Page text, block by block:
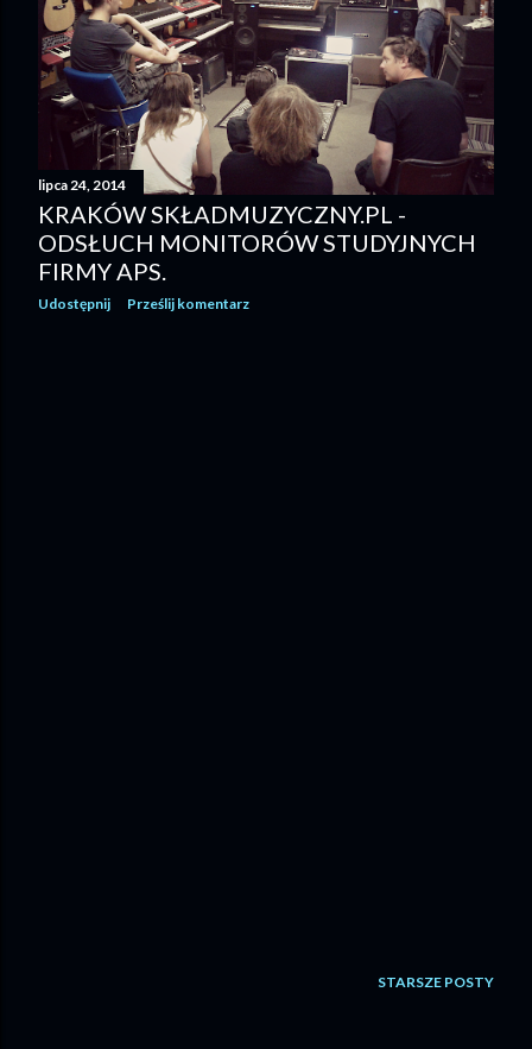
lipca 24, 2014
KRAKÓW SKŁADMUZYCZNY.PL -
ODSŁUCH MONITORÓW STUDYJNYCH
FIRMY APS.
Udostępnij Prześlij komentarz
STARSZE POSTY